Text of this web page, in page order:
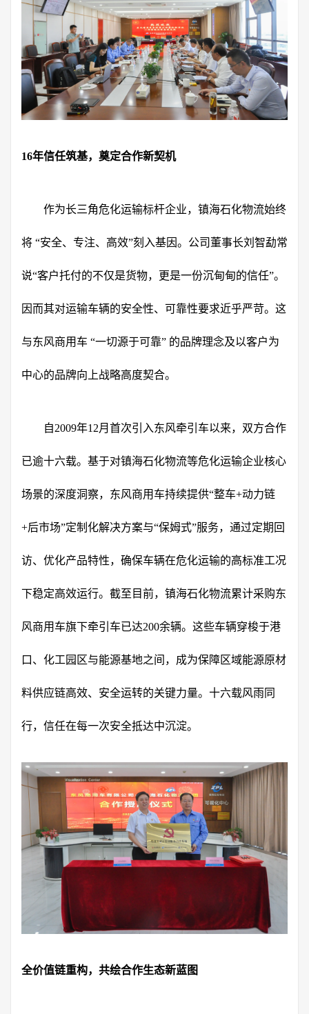
16年信任筑基，奠定合作新契机
作为长三角危化运输标杆企业，镇海石化物流始终
将 “安全、专注、高效”刻入基因。公司董事长刘智勐常
说“客户托付的不仅是货物，更是一份沉甸甸的信任”。
因而其对运输车辆的安全性、可靠性要求近乎严苛。这
与东风商用车 “一切源于可靠” 的品牌理念及以客户为
中心的品牌向上战略高度契合。
自2009年12月首次引入东风牵引车以来，双方合作
已逾十六载。基于对镇海石化物流等危化运输企业核心
场景的深度洞察，东风商用车持续提供“整车+动力链
+后市场”定制化解决方案与“保姆式”服务，通过定期回
访、优化产品特性，确保车辆在危化运输的高标准工况
下稳定高效运行。截至目前，镇海石化物流累计采购东
风商用车旗下牵引车已达200余辆。这些车辆穿梭于港
口、化工园区与能源基地之间，成为保障区域能源原材
料供应链高效、安全运转的关键力量。十六载风雨同
行，信任在每一次安全抵达中沉淀。
全价值链重构，共绘合作生态新蓝图